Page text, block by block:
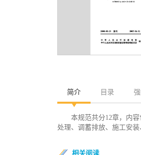
简介 目录
本规范共分12章，内
处理、调蓄排放、施工安装
相关阅读